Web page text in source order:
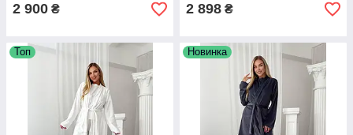
2 900 ₴ 2 898 ₴
Топ Новинка